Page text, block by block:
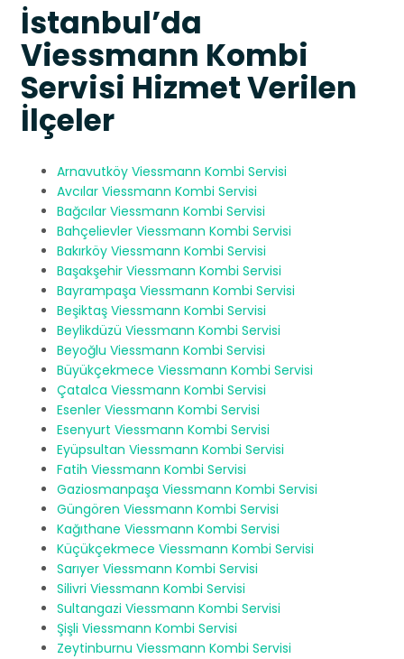
İstanbul’da
Viessmann Kombi
Servisi Hizmet Verilen
İlçeler
Arnavutköy Viessmann Kombi Servisi
Avcılar Viessmann Kombi Servisi
Bağcılar Viessmann Kombi Servisi
Bahçelievler Viessmann Kombi Servisi
Bakırköy Viessmann Kombi Servisi
Başakşehir Viessmann Kombi Servisi
Bayrampaşa Viessmann Kombi Servisi
Beşiktaş Viessmann Kombi Servisi
Beylikdüzü Viessmann Kombi Servisi
Beyoğlu Viessmann Kombi Servisi
Büyükçekmece Viessmann Kombi Servisi
Çatalca Viessmann Kombi Servisi
Esenler Viessmann Kombi Servisi
Esenyurt Viessmann Kombi Servisi
Eyüpsultan Viessmann Kombi Servisi
Fatih Viessmann Kombi Servisi
Gaziosmanpaşa Viessmann Kombi Servisi
Güngören Viessmann Kombi Servisi
Kağıthane Viessmann Kombi Servisi
Küçükçekmece Viessmann Kombi Servisi
Sarıyer Viessmann Kombi Servisi
Silivri Viessmann Kombi Servisi
Sultangazi Viessmann Kombi Servisi
Şişli Viessmann Kombi Servisi
Zeytinburnu Viessmann Kombi Servisi